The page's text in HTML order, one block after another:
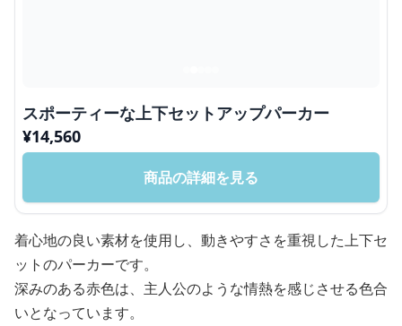
スポーティーな上下セットアップパーカー
¥14,560
商品の詳細を見る
着心地の良い素材を使用し、動きやすさを重視した上下セ
ットのパーカーです。
深みのある赤色は、主人公のような情熱を感じさせる色合
いとなっています。